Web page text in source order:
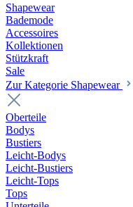
Shapewear
Bademode
Accessoires
Kollektionen
Stützkraft
Sale
Zur Kategorie Shapewear
Oberteile
Bodys
Bustiers
Leicht-Bodys
Leicht-Bustiers
Leicht-Tops
Tops